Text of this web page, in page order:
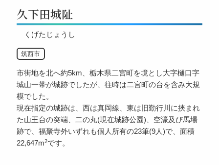
久下田城阯
くげたじょうし
筑西市
市街地を北へ約5km、栃木県二宮町を境とし大字樋口字
城山一帯が城跡でしたが、往時は二宮町の台を含み大規
模でした。
現在指定の城跡は、西は真岡線、東は旧勤行川に挾まれ
た山王台の突端、二の丸(現在城跡公園)、空濠及び馬場
跡で、福聚寺外いずれも個人所有の23筆(9人)で、面積
22,647m2です。